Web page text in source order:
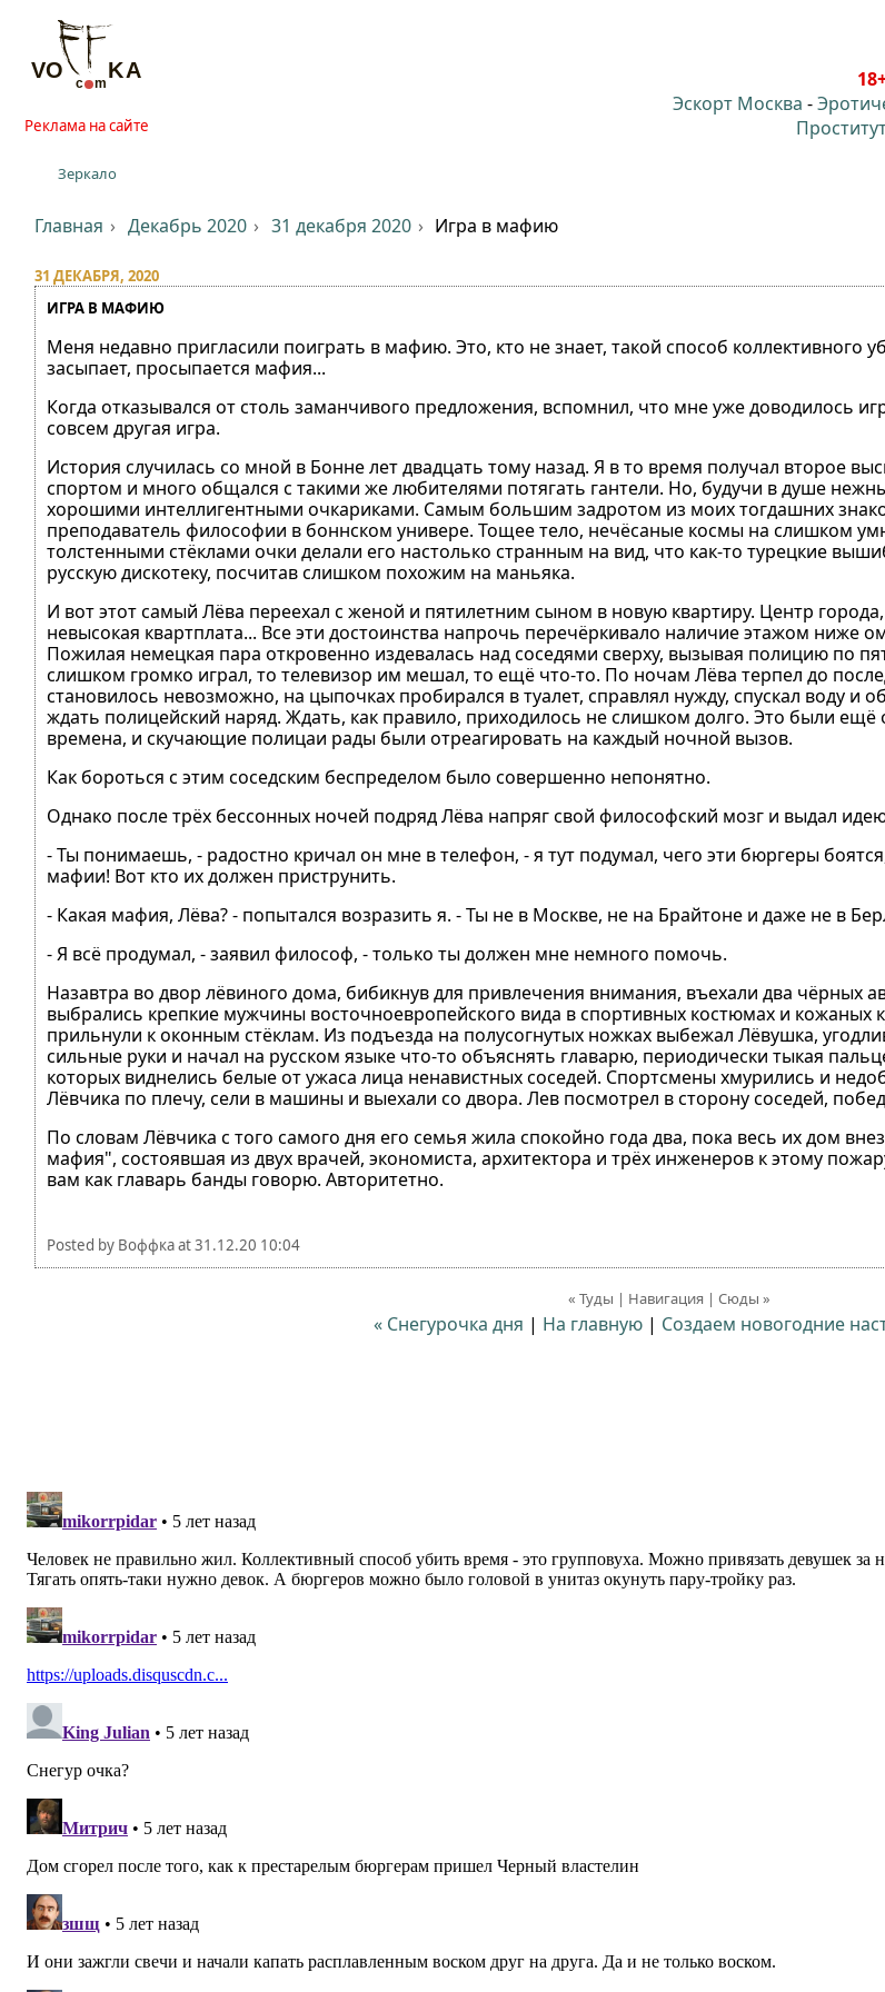
Реклама на сайте
Зеркало
Эскорт Москва -
Главная Декабрь 2020 31 декабря 2020 Игра в мафию
31 ДЕКАБРЯ, 2020
ИГРА В МАФИЮ
Меня недавно пригласили поиграть в мафию. Это, кто не знает, такой способ коллективного
засыпает, просыпается мафия...
Когда отказывался от столь заманчивого предложения, вспомнил, что мне уже доводилось
совсем другая игра.
История случилась со мной в Бонне лет двадцать тому назад. Я в то время получал второе
спортом и много общался с такими же любителями потягать гантели. Но, будучи в душе
хорошими интеллигентными очкариками. Самым большим задротом из моих тогдашних
преподаватель философии в боннском универе. Тощее тело, нечёсаные космы на слишком
толстенными стёклами очки делали его настолько странным на вид, что как-то турецкие
русскую дискотеку, посчитав слишком похожим на маньяка.
И вот этот самый Лёва переехал с женой и пятилетним сыном в новую квартиру. Центр
невысокая квартплата... Все эти достоинства напрочь перечёркивало наличие этажом ниже
Пожилая немецкая пара откровенно издевалась над соседями сверху, вызывая полицию по
слишком громко играл, то телевизор им мешал, то ещё что-то. По ночам Лёва терпел до
становилось невозможно, на цыпочках пробирался в туалет, справлял нужду, спускал воду и
ждать полицейский наряд. Ждать, как правило, приходилось не слишком долго. Это были
времена, и скучающие полицаи рады были отреагировать на каждый ночной вызов.
Как бороться с этим соседским беспределом было совершенно непонятно.
Однако после трёх бессонных ночей подряд Лёва напряг свой философский мозг и выдал
- Ты понимаешь, - радостно кричал он мне в телефон, - я тут подумал, чего эти бюргеры
мафии! Вот кто их должен приструнить.
- Какая мафия, Лёва? - попытался возразить я. - Ты не в Москве, не на Брайтоне и даже не в
- Я всё продумал, - заявил философ, - только ты должен мне немного помочь.
Назавтра во двор лёвиного дома, бибикнув для привлечения внимания, въехали два чёрных
выбрались крепкие мужчины восточноевропейского вида в спортивных костюмах и
прильнули к оконным стёклам. Из подъезда на полусогнутых ножках выбежал Лёвушка,
сильные руки и начал на русском языке что-то объяснять главарю, периодически тыкая
которых виднелись белые от ужаса лица ненавистных соседей. Спортсмены хмурились и
Лёвчика по плечу, сели в машины и выехали со двора. Лев посмотрел в сторону соседей,
По словам Лёвчика с того самого дня его семья жила спокойно года два, пока весь их дом
мафия", состоявшая из двух врачей, экономиста, архитектора и трёх инженеров к этому
вам как главарь банды говорю. Авторитетно.
Posted by Воффкаat31.12.20 10:04
« Туды | Навигация | Сюды »
« Снегурочка дня | На главную| Создаем новогодние